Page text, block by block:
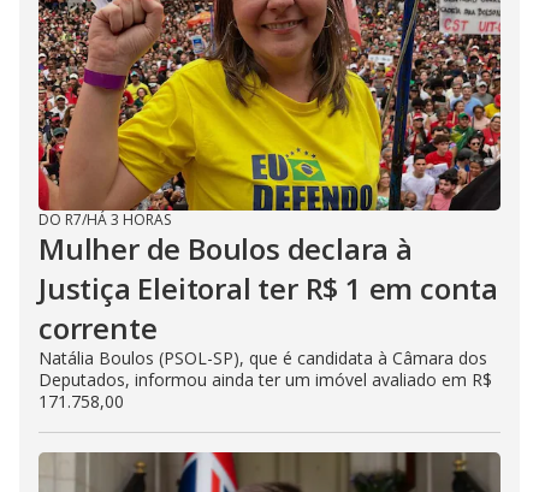
DO R7/HÁ 3 HORAS
Mulher de Boulos declara à
Justiça Eleitoral ter R$ 1 em conta
corrente
Natália Boulos (PSOL-SP), que é candidata à Câmara dos
Deputados, informou ainda ter um imóvel avaliado em R$
171.758,00